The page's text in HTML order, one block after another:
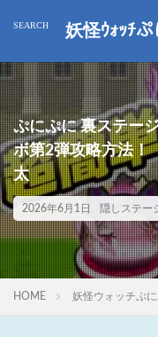
妖怪ｳｫｯﾁ
ぷにぷに 裏ステー
ボ第2弾攻略方法
太
2026年6月1日 隠しステー
HOME 妖怪ウォッチぷ